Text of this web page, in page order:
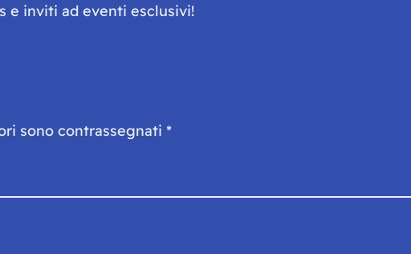
e inviti ad eventi esclusivi!
sono contrassegnati *